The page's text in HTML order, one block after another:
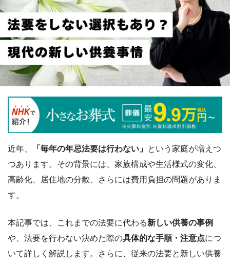
近年、 「毎年の年忌法要は行わない」 という家庭が増えつ
つあります。その背景には、家族構成や生活様式の変化、
高齢化、居住地の分散、さらには費用負担の問題がありま
す。
本記事では、これまでの法要に代わる新しい供養の事例
や、法要を行わない決めた際の具体的な手順・注意点につ
いて詳しく解説します。さらに、従来の法要と新しい供養